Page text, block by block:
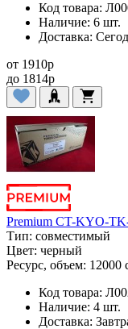
Код товара:
Наличие: 6 шт.
Доставка:
от 1910p
до 1814p
Premium CT-KYO-
Тип: совместимый
Цвет: черный
Ресурс, объем: 12000
Код товара:
Наличие: 4 шт.
Доставка: